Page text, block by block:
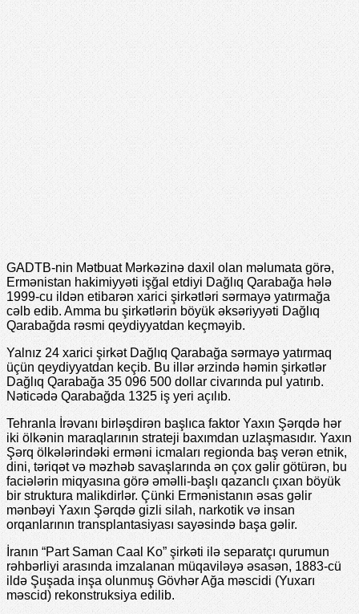
GADTB-nin Mətbuat Mərkəzinə daxil olan məlumata görə,
Ermənistan hakimiyyəti işğal etdiyi Dağlıq Qarabağa hələ
1999-cu ildən etibarən xarici şirkətləri sərmayə yatırmağa
cəlb edib. Amma bu şirkətlərin böyük əksəriyyəti Dağlıq
Qarabağda rəsmi qeydiyyatdan keçməyib.
Yalnız 24 xarici şirkət Dağlıq Qarabağa sərmayə yatırmaq
üçün qeydiyyatdan keçib. Bu illər ərzində həmin şirkətlər
Dağlıq Qarabağa 35 096 500 dollar civarında pul yatırıb.
Nəticədə Qarabağda 1325 iş yeri açılıb.
Tehranla İrəvanı birləşdirən başlıca faktor Yaxın Şərqdə hər
iki ölkənin maraqlarının strateji baxımdan uzlaşmasıdır. Yaxın
Şərq ölkələrindəki erməni icmaları regionda baş verən etnik,
dini, təriqət və məzhəb savaşlarında ən çox gəlir götürən, bu
faciələrin miqyasına görə əməlli-başlı qazanclı çıxan böyük
bir struktura malikdirlər. Çünki Ermənistanın əsas gəlir
mənbəyi Yaxın Şərqdə gizli silah, narkotik və insan
orqanlarının transplantasiyası sayəsində başa gəlir.
İranın “Part Saman Caal Ko” şirkəti ilə separatçı qurumun
rəhbərliyi arasında imzalanan müqaviləyə əsasən, 1883-cü
ildə Şuşada inşa olunmuş Gövhər Ağa məscidi (Yuxarı
məscid) rekonstruksiya edilib.